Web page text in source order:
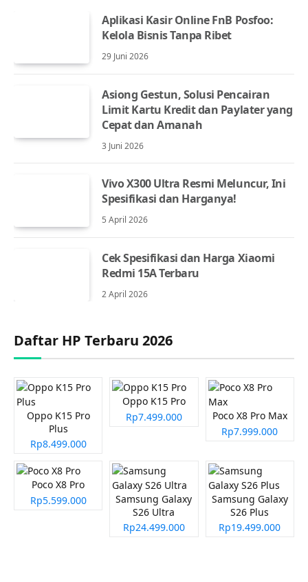
Aplikasi Kasir Online FnB Posfoo:
Kelola Bisnis Tanpa Ribet
29 Juni 2026
Asiong Gestun, Solusi Pencairan
Limit Kartu Kredit dan Paylater yang
Cepat dan Amanah
3 Juni 2026
Vivo X300 Ultra Resmi Meluncur, Ini
Spesifikasi dan Harganya!
5 April 2026
Cek Spesifikasi dan Harga Xiaomi
Redmi 15A Terbaru
2 April 2026
Daftar HP Terbaru 2026
Oppo K15 Pro
Plus
Rp8.499.000
Oppo K15 Pro
Rp7.499.000
Poco X8 Pro Max
Rp7.999.000
Poco X8 Pro
Rp5.599.000
Samsung Galaxy
S26 Ultra
Rp24.499.000
Samsung Galaxy
S26 Plus
Rp19.499.000